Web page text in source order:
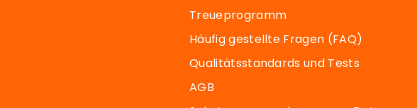
Treueprogramm
Häufig gestellte Fragen (FAQ)
Qualitätsstandards und Tests
AGB